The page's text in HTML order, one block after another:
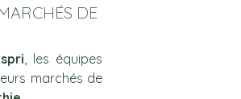
DE
, les équipes
marchés de